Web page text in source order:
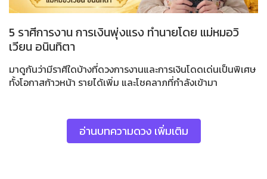
5 ราศีการงาน การเงินพุ่งแรง ทำนายโดย แม่หมอวิ
เวียน อนินทิตา
มาดูกันว่ามีราศีใดบ้างที่ดวงการงานและการเงินโดดเด่นเป็นพิเศษ
ทั้งโอกาสก้าวหน้า รายได้เพิ่ม และโชคลาภที่กำลังเข้ามา
อ่านบทความดวง เพิ่มเติม